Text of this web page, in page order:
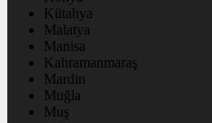
Kütahya
Malatya
Manisa
Kahramanmaraş
Mardin
Muğla
Muş